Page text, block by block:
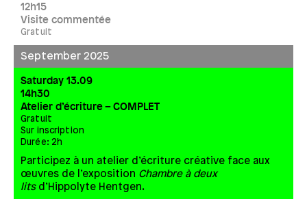
12h15
Visite commentée
Gratuit
September 2025
Saturday 13.09
14h30
Atelier d’écriture – COMPLET
Gratuit
Sur inscription
Durée: 2h
Participez à un atelier d’écriture créative face aux
œuvres de l’exposition Chambre à deux
lits d’Hippolyte Hentgen.